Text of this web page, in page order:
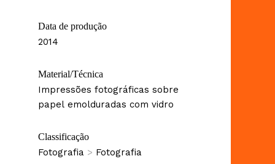
Data de produção
2014
Material/Técnica
Impressões fotográficas sobre
papel emolduradas com vidro
Classificação
Fotografia > Fotografia